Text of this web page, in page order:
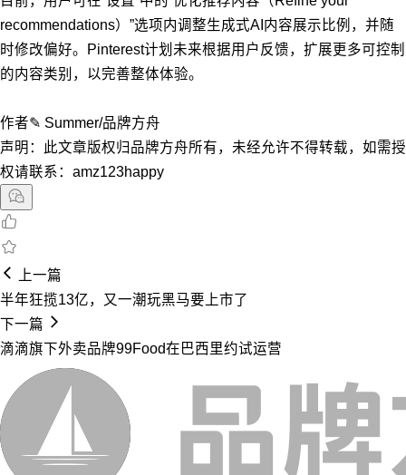
recommendations）”选项内调整生成式AI内容展示比例，并随
时修改偏好。Pinterest计划未来根据用户反馈，扩展更多可控制
的内容类别，以完善整体体验。
作者✎ Summer/品牌方舟
声明：此文章版权归品牌方舟所有，未经允许不得转载，如需授
权请联系：amz123happy
上一篇
半年狂揽13亿，又一潮玩黑马要上市了
下一篇
滴滴旗下外卖品牌99Food在巴西里约试运营